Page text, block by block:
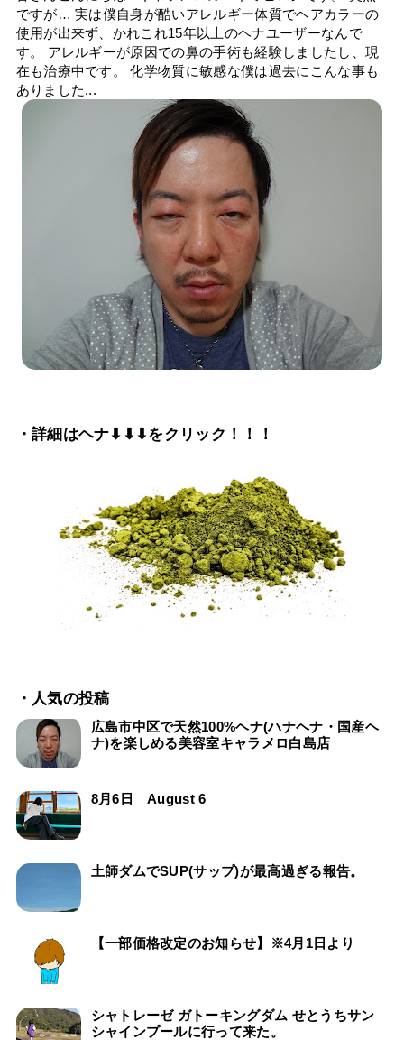
ですが… 実は僕自身が酷いアレルギー体質でヘアカラーの
使用が出来ず、かれこれ15年以上のヘナユーザーなんで
す。 アレルギーが原因での鼻の手術も経験しましたし、現
在も治療中です。 化学物質に敏感な僕は過去にこんな事も
ありました...
・詳細はヘナ⬇⬇⬇をクリック！！！
・人気の投稿
広島市中区で天然100%ヘナ(ハナヘナ・国産ヘ
ナ)を楽しめる美容室キャラメロ白島店
8月6日 August 6
土師ダムでSUP(サップ)が最高過ぎる報告。
【一部価格改定のお知らせ】※4月1日より
シャトレーゼ ガトーキングダム せとうちサン
シャインプールに行って来た。